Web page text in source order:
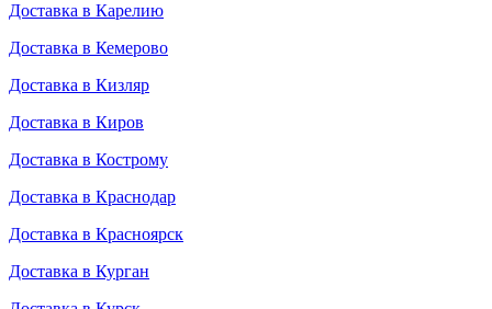
Доставка в Карелию
Доставка в Кемерово
Доставка в Кизляр
Доставка в Киров
Доставка в Кострому
Доставка в Краснодар
Доставка в Красноярск
Доставка в Курган